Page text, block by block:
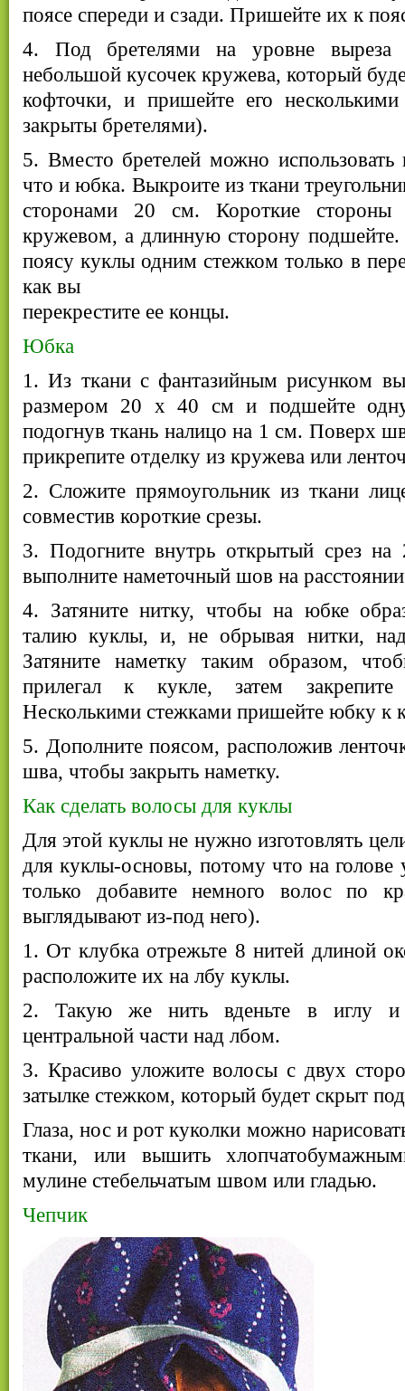
поясе спереди и сзади. Пришейте их к
4. Под бретелями на уровне выреза
небольшой кусочек кружева, который
кофточки, и пришейте его
закрыты бретелями).
5. Вместо бретелей можно
что и юбка. Выкроите из ткани
сторонами 20 см. Короткие стороны
кружевом, а длинную сторону
поясу куклы одним стежком только в
как вы
перекрестите ее концы.
Юбка
1. Из ткани с фантазийным рисунком
размером 20 х 40 см и подшейте
подогнув ткань налицо на 1 см. Поверх
прикрепите отделку из кружева или
2. Сложите прямоугольник из ткани
совместив короткие срезы.
3. Подогните внутрь открытый срез
выполните наметочный шов на
4. Затяните нитку, чтобы на юбке
талию куклы, и, не обрывая нитки,
Затяните наметку таким образом,
прилегал к кукле, затем
Несколькими стежками пришейте юбку к
5. Дополните поясом, расположив
шва, чтобы закрыть наметку.
Как сделать волосы для куклы
Для этой куклы не нужно изготовлять
для куклы-основы, потому что на голове
только добавите немного волос по
выглядывают из-под него).
1. От клубка отрежьте 8 нитей длиной
расположите их на лбу куклы.
2. Такую же нить вденьте в иглу и
центральной части над лбом.
3. Красиво уложите волосы с двух
затылке стежком, который будет скрыт
Глаза, нос и рот куколки можно
ткани, или вышить
мулине стебельчатым швом или гладью.
Чепчик